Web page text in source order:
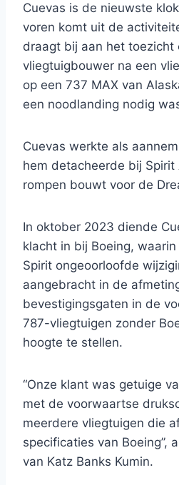
Cuevas is de nieuwste
voren komt uit de
draagt ​​bij aan het toezicht
vliegtuigbouwer na een
op een 737 MAX van
een noodlanding nodig
Cuevas werkte als
hem detacheerde bij
rompen bouwt voor de
In oktober 2023 diende
klacht in bij Boeing,
Spirit ongeoorloofde
aangebracht in de
bevestigingsgaten in de
787-vliegtuigen zonder
hoogte te stellen.
“Onze klant was getuige
met de voorwaartse
meerdere vliegtuigen die
specificaties van Boeing”,
van Katz Banks Kumin.